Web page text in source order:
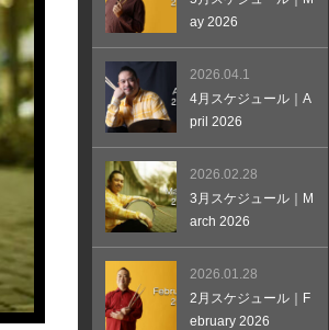
ay 2026
2026.04.1
4月スケジュール｜A
pril 2026
2026.02.28
3月スケジュール｜M
arch 2026
2026.01.28
2月スケジュール｜F
ebruary 2026